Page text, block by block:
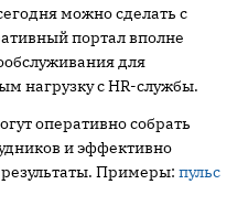
можно сделать с
портал вполне
для
нагрузку с HR-службы.
оперативно собрать
и эффективно
Примеры: пульс